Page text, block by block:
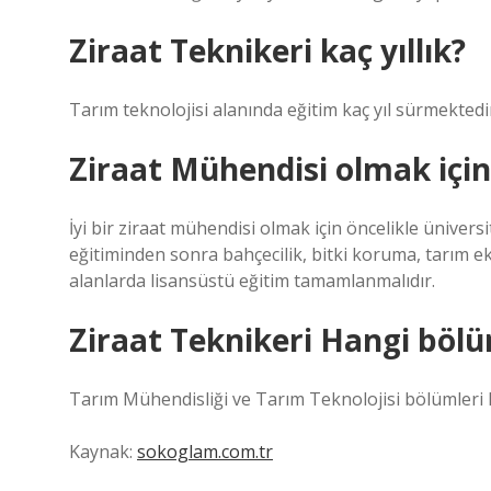
Ziraat Teknikeri kaç yıllık?
Tarım teknolojisi alanında eğitim kaç yıl
Ziraat Mühendisi olmak
İyi bir ziraat mühendisi olmak için öncelikle
eğitiminden sonra bahçecilik, bitki koruma, tarım
alanlarda lisansüstü eğitim tamamlanmalıdır.
Ziraat Teknikeri Hangi
Tarım Mühendisliği ve Tarım Teknolojisi
Kaynak: sokoglam.com.tr